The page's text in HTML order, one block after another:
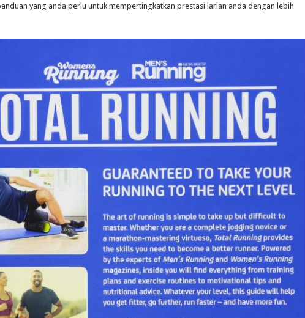
yang anda perlu untuk mempertingkatkan prestasi larian anda dengan lebih